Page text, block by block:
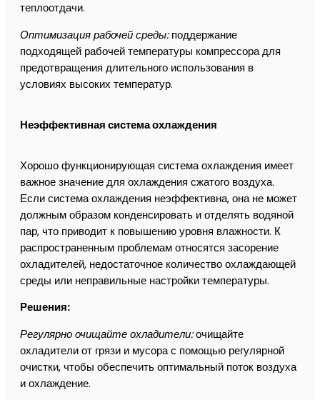
теплоотдачи.
Оптимизация рабочей среды:поддержание
подходящей рабочей температуры компрессора для
предотвращения длительного использования в
условиях высоких температур.
Неэффективная система охлаждения
Хорошо функционирующая система охлаждения имеет
важное значение для охлаждения сжатого воздуха.
Если система охлаждения неэффективна, она не может
должным образом конденсировать и отделять водяной
пар, что приводит к повышению уровня влажности. К
распространенным проблемам относятся засорение
охладителей, недостаточное количество охлаждающей
среды или неправильные настройки температуры.
Решения:
Регулярно очищайте охладители:очищайте
охладители от грязи и мусора с помощью регулярной
очистки, чтобы обеспечить оптимальный поток воздуха
и охлаждение.